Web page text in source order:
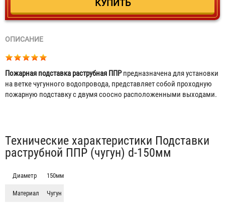
ОПИСАНИЕ
Пожарная подставка раструбная ППРпредназначена для установки
на ветке чугунного водопровода, представляет собой проходную
пожарную подставку с двумя соосно расположенными выходами.
Табы
Технические характеристики Подставки
раструбной ППР (чугун) d-150мм
Диаметр 150мм
Материал Чугун
Тройник фланцевый с пожарной подставкой ППТФ
(сталь) d-300мм, отросток 250мм